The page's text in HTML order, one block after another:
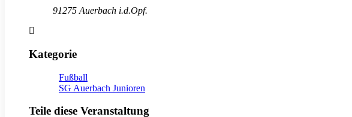
91275 Auerbach i.d.Opf.
Kategorie
Fußball
SG Auerbach Junioren
Teile diese Veranstaltung